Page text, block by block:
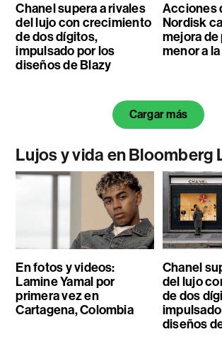
Chanel supera a rivales
del lujo con crecimiento
de dos dígitos,
impulsado por los
diseños de Blazy
Acciones
Nordisk
mejora
menor a
Cargar más
Lujos y vida en Bloomberg
En fotos y videos:
Lamine Yamal por
primera vez en
Cartagena, Colombia
Chanel
del lujo
de dos
diseños